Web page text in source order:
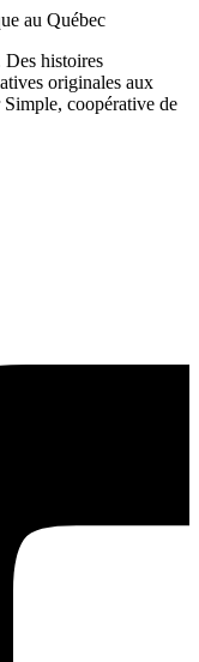
histoires
originales aux
coopérative de